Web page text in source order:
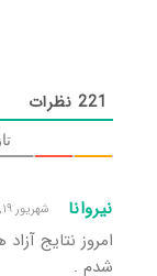
221نظرات
نیروانا شهریور ۱۹, ۱۳۹۴ ۴:۵۴ ب٫ظ
امروز نتایج
شدم .